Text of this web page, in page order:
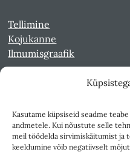
Kasutame küpsiseid seadme
andmetele. Kui nõustute selle
meil töödelda sirvimiskäitumist ja
keeldumine võib negatiivselt
Tellimine
Kojukanne
Ilmumisgraafik
Kultuurileht 1994-1997
Reede 1989-1990
Sirp ja Vasar 1940-1989